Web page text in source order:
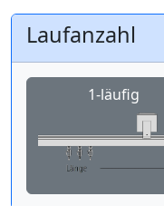
Laufanzahl
1-läufig